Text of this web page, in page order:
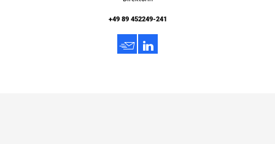
+49 89 452249-241
h 3